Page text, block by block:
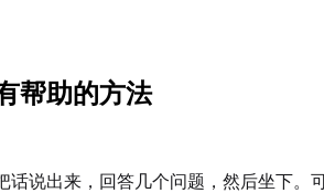
帮助的方法
说出来，回答几个问题，然后坐下